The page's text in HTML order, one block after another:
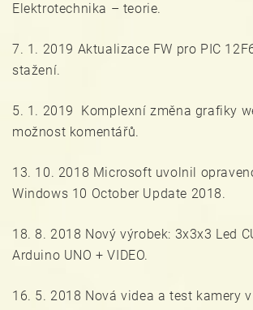
Elektrotechnika – teorie.
7. 1. 2019 Aktualizace FW pro PIC
stažení.
5. 1. 2019 Komplexní změna grafiky
možnost komentářů.
13. 10. 2018 Microsoft uvolnil
Windows 10 October Update 2018.
18. 8. 2018 Nový výrobek: 3x3x3 Led
Arduino UNO + VIDEO.
16. 5. 2018 Nová videa a test kamery